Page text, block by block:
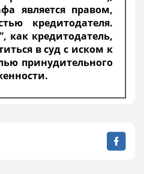
является правом,
кредитодателя.
как кредитодатель,
в суд с иском к
принудительного